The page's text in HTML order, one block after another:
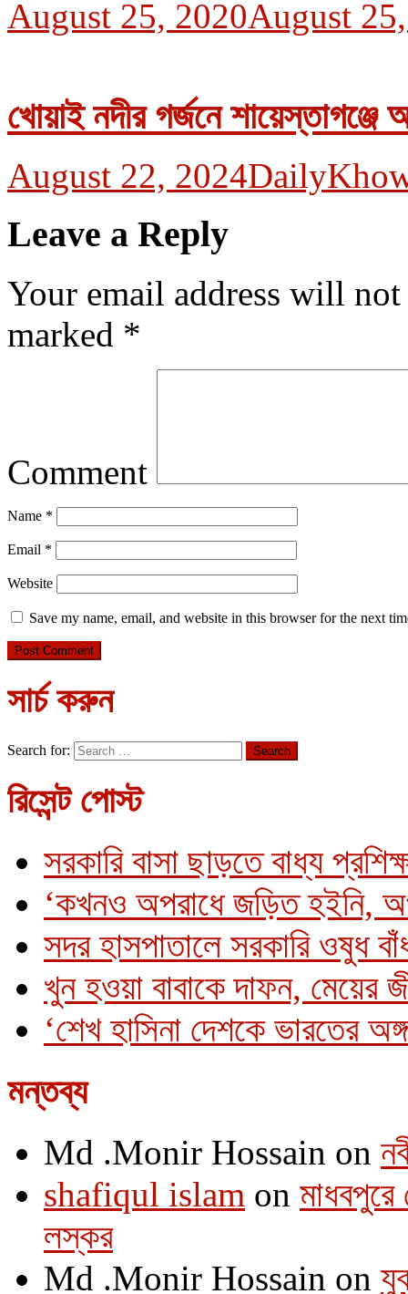
August 25, 2020August
খোয়াই নদীর গর্জনে
August 22, 2024
Leave a Reply
Your email address will
marked *
Comment
Name *
Email *
Website
Save my name, email, and website in this browser for the next
সার্চ করুন
Search for:
রিসেন্ট পোস্ট
সরকারি বাসা ছাড়তে বাধ্য
‘কখনও অপরাধে জড়িত হইনি,
সদর হাসপাতালে সরকারি ওষুধ
খুন হওয়া বাবাকে দাফন, মেয়ের
‘শেখ হাসিনা দেশকে ভারতের
মন্তব্য
Md .Monir Hossain on
shafiqul islam on
লস্কর
Md .Monir Hossain on